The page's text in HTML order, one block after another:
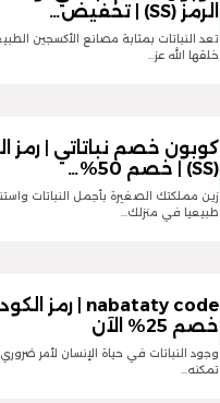
الرمز (SS) | تخفيض…
تعد النباتات بمثابة مصانع الأكسجين
خلقها الله عز…
كوبون خصم نباتاتي | رمز
(SS) | خصم 50%…
زين مملكتك الصغيرة بأجمل النباتات
طبيعيا في منزلك…
خصم 25% الآن
وجود النباتات في حياة الإنسان لأمر
تمكنه…